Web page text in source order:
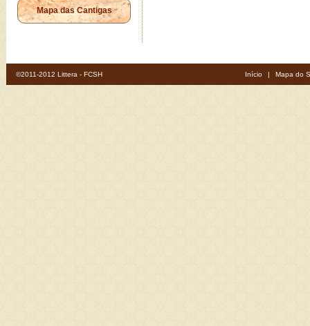
Mapa das Cantigas
©2011-2012 Littera - FCSH Início | Mapa do